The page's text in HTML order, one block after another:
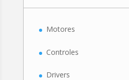
Motores
Controles
Drivers